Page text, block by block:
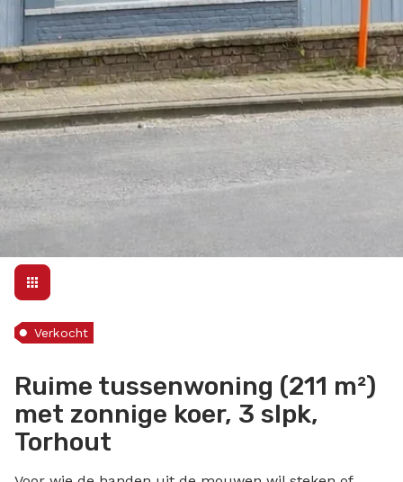
Ruime tussenwoning (211 m²)
met zonnige koer, 3 slpk,
Torhout
Verkocht